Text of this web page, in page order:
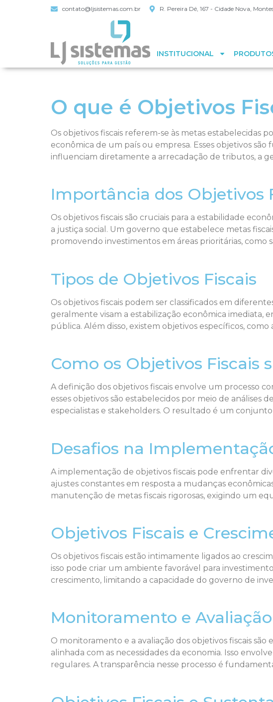
contato@ljsistemas.com.br R. Pereira Dé, 167 - Cidade Nova,
INSTITUCIONAL
O que é Objetivos
Os objetivos fiscais referem-se às metas estabelecidas
econômica de um país ou empresa. Esses objetivos
influenciam diretamente a arrecadação de tributos, a
Importância dos Objetivos
Os objetivos fiscais são cruciais para a estabilidade
a justiça social. Um governo que estabelece metas
promovendo investimentos em áreas prioritárias, como
Tipos de Objetivos Fiscais
Os objetivos fiscais podem ser classificados em
geralmente visam a estabilização econômica
pública. Além disso, existem objetivos específicos,
Como os Objetivos Fiscais
A definição dos objetivos fiscais envolve um processo
esses objetivos são estabelecidos por meio de análises
especialistas e stakeholders. O resultado é um
Desafios na
A implementação de objetivos fiscais pode enfrentar
ajustes constantes em resposta a mudanças
manutenção de metas fiscais rigorosas, exigindo um
Objetivos Fiscais e
Os objetivos fiscais estão intimamente ligados ao
isso pode criar um ambiente favorável para
crescimento, limitando a capacidade do governo de
Monitoramento e
O monitoramento e a avaliação dos objetivos fiscais
alinhada com as necessidades da economia. Isso
regulares. A transparência nesse processo é